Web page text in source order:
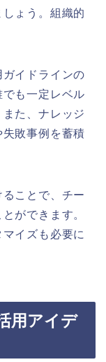
ょう。組織的
イドラインの
も一定レベル
た、ナレッジ
敗事例を蓄積
ことで、チー
ができます。
イズも必要に
用アイデ